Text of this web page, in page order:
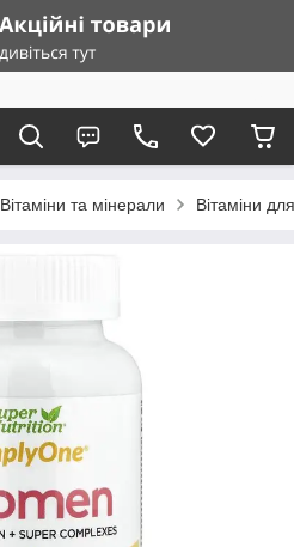
Вітаміни та мінерали Вітаміни